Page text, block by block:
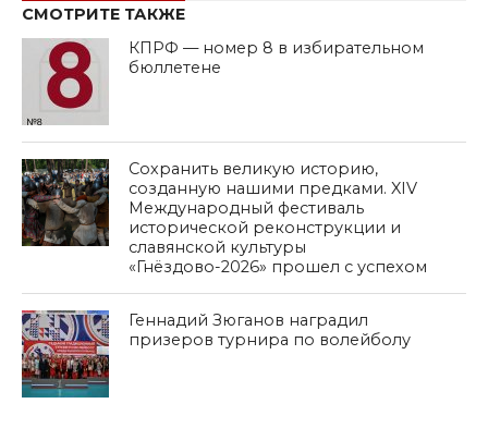
СМОТРИТЕ ТАКЖЕ
КПРФ — номер 8 в избирательном
бюллетене
Сохранить великую историю,
созданную нашими предками. XIV
Международный фестиваль
исторической реконструкции и
славянской культуры
«Гнёздово-2026» прошел с успехом
Геннадий Зюганов наградил
призеров турнира по волейболу